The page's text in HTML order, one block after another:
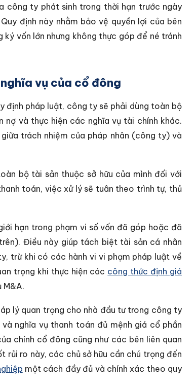
công ty phát sinh trong thời hạn trước ngày
định này nhằm bảo vệ quyền lợi của bên
vốn lớn nhưng không thực góp để né tránh
vụ của cổ đông
định pháp luật, công ty sẽ phải dùng toàn bộ
và thực hiện các nghĩa vụ tài chính khác.
trách nhiệm của pháp nhân (công ty) và
bộ tài sản thuộc sở hữu của mình đối với
toán, việc xử lý sẽ tuân theo trình tự, thủ
hạn trong phạm vi số vốn đã góp hoặc đã
Điều này giúp tách biệt tài sản cá nhân
trừ khi có các hành vi vi phạm pháp luật về
trọng khi thực hiện các công thức định giá
M&A.
lý quan trọng cho nhà đầu tư trong công ty
nghĩa vụ thanh toán đủ mệnh giá cổ phần
chính cổ đông cũng như các bên liên quan
rủi ro này, các chủ sở hữu cần chú trọng đến
một cách đầy đủ và chính xác theo quy